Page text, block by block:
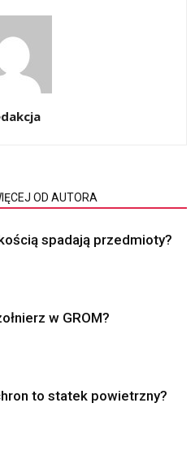
OD AUTORA
spadają przedmioty?
w GROM?
to statek powietrzny?